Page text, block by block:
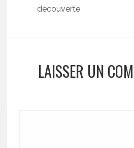
découverte
LAISSER UN